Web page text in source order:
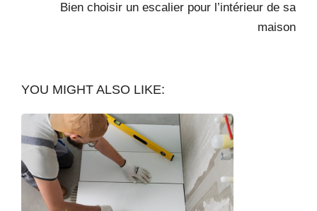
Bien choisir un escalier pour l’intérieur de sa
maison
YOU MIGHT ALSO LIKE: